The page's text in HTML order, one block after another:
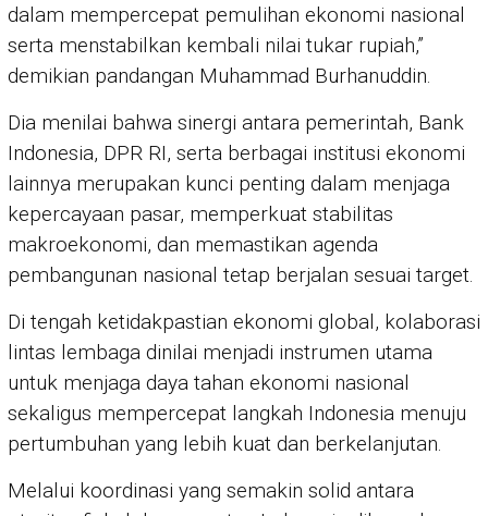
dalam mempercepat pemulihan ekonomi nasional
serta menstabilkan kembali nilai tukar rupiah,”
demikian pandangan Muhammad Burhanuddin.
Dia menilai bahwa sinergi antara pemerintah, Bank
Indonesia, DPR RI, serta berbagai institusi ekonomi
lainnya merupakan kunci penting dalam menjaga
kepercayaan pasar, memperkuat stabilitas
makroekonomi, dan memastikan agenda
pembangunan nasional tetap berjalan sesuai target.
Di tengah ketidakpastian ekonomi global, kolaborasi
lintas lembaga dinilai menjadi instrumen utama
untuk menjaga daya tahan ekonomi nasional
sekaligus mempercepat langkah Indonesia menuju
pertumbuhan yang lebih kuat dan berkelanjutan.
Melalui koordinasi yang semakin solid antara